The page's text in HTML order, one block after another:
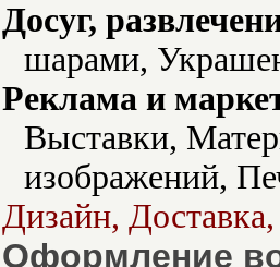
Досуг,
шарами,
Реклама и
Выставки,
изображений,
Дизайн,
Оформление